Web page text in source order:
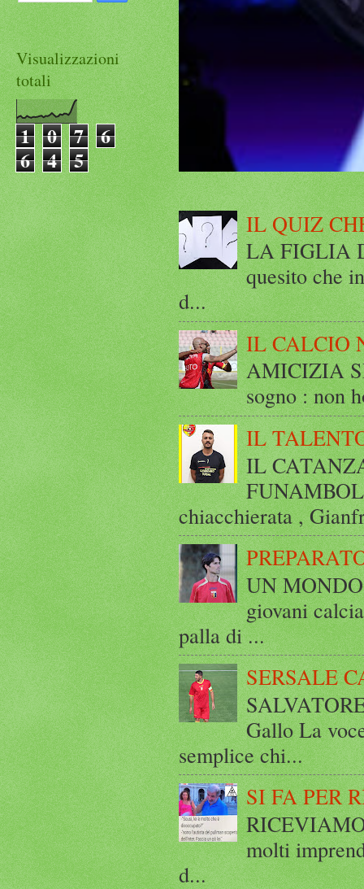
IL QUIZ
LA FIGLIA
quesito che
d...
IL CALCIO
AMICIZIA
sogno : non
IL
IL
chiacchierata ,
UN
giovani
palla di ...
SERSALE
Gallo La
semplice chi...
SI FA PER
molti
d...
Visualizzazioni
totali
1 0 7 6
6 4 5